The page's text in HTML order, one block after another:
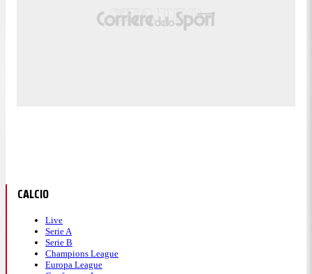
CALCIO
Live
Serie A
Serie B
Champions League
Europa League